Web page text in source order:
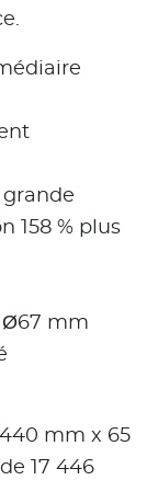
grande
158 % plus
Ø67 mm
mm x 65
17 446